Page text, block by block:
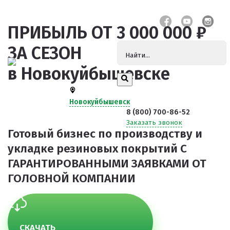
Новокуйбышевск
8 (800) 700-86-52
Заказать звонок
ПРИБЫЛЬ ОТ 3 000 000 ₽
ЗА СЕЗОН
в Новокуйбышевске
Готовый бизнес по производству и
укладке резиновых покрытий С
ГАРАНТИРОВАННЫМИ ЗАЯВКАМИ ОТ
ГОЛОВНОЙ КОМПАНИИ
СКАЧАТЬ